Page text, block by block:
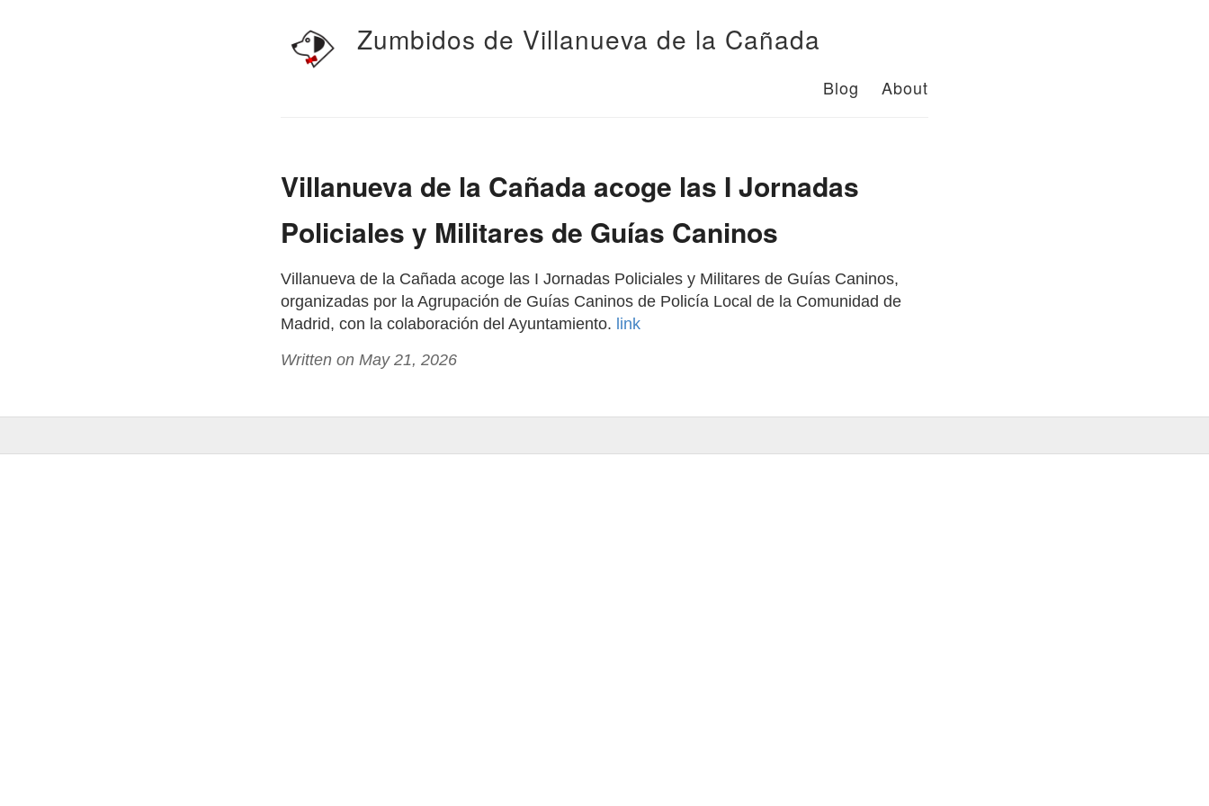
Zumbidos de Villanueva de la Cañada
Blog About
Villanueva de la Cañada acoge las I Jornadas
Policiales y Militares de Guías Caninos
Villanueva de la Cañada acoge las I Jornadas Policiales y Militares de Guías Caninos,
organizadas por la Agrupación de Guías Caninos de Policía Local de la Comunidad de
Madrid, con la colaboración del Ayuntamiento. link
Written on May 21, 2026